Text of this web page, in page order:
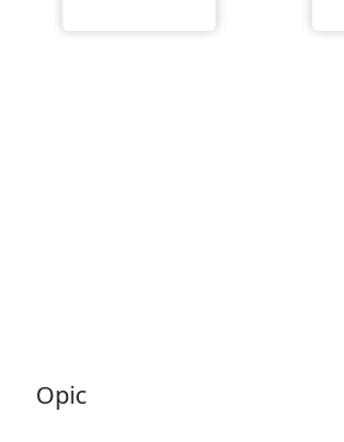
Opic